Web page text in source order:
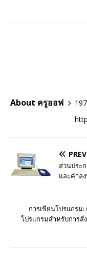
About ครูออฟ
ส่วนประ
และคำล
การเขียนโปรแกรม
โปรแกรมสำหรับการสั่